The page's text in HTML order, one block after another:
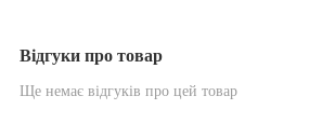
Відгуки про товар
Ще немає відгуків про цей товар